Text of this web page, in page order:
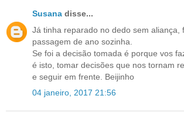
Susana disse...
Já tinha reparado no dedo sem aliança,
passagem de ano sozinha.
Se foi a decisão tomada é porque vos
é isto, tomar decisões que nos tornam
e seguir em frente. Beijinho
04 janeiro, 2017 21:56